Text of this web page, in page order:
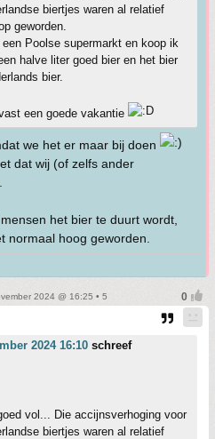
biertjes waren al relatief
geworden.
Poolse supermarkt en koop ik
halve liter goed bier en het bier
bier.
een goede vakantie
we het er maar bij doen
dat wij (of zelfs ander
het bier te duurt wordt,
normaal hoog geworden.
2024 @ 16:25 • 5
2024 16:10 schreef
vol... Die accijnsverhoging voor
biertjes waren al relatief